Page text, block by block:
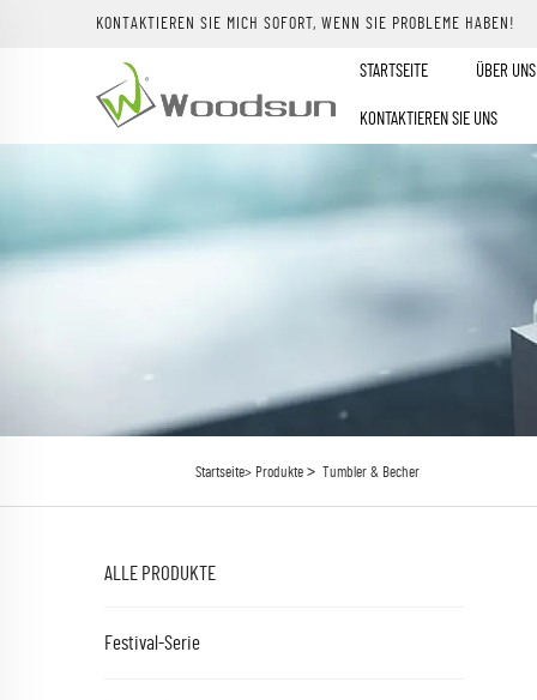
KONTAKTIEREN SIE MICH SOFORT, WENN SIE PROBLEME HABEN!
STARTSEITE ÜBER UNS
KONTAKTIEREN SIE UNS
Startseite> Produkte> Tumbler & Becher
ALLE PRODUKTE
Festival-Serie